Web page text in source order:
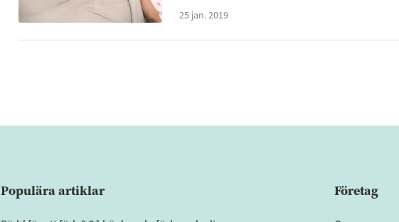
25 jan. 2019
Populära artiklar Företag